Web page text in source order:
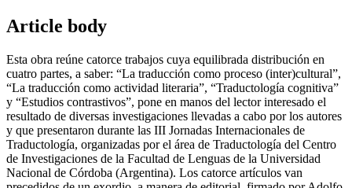
Article body
Esta obra reúne catorce trabajos cuya equilibrada distribución en
cuatro partes, a saber: “La traducción como proceso (inter)cultural”,
“La traducción como actividad literaria”, “Traductología cognitiva”
y “Estudios contrastivos”, pone en manos del lector interesado el
resultado de diversas investigaciones llevadas a cabo por los autores
y que presentaron durante las III Jornadas Internacionales de
Traductología, organizadas por el área de Traductología del Centro
de Investigaciones de la Facultad de Lenguas de la Universidad
Nacional de Córdoba (Argentina). Los catorce artículos van